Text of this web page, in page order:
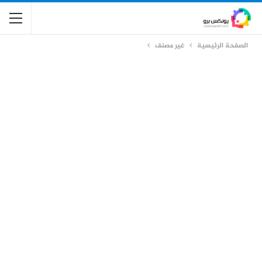
الصفحة الرئيسية غير مصنف